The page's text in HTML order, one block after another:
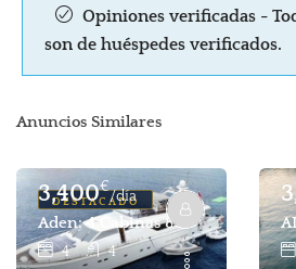
Opiniones verificadas -
son de huéspedes verificados.
Anuncios Similares
DESTACADO
3,400€
/día
Aden: 4 Cabinas 8 Pax
4
4